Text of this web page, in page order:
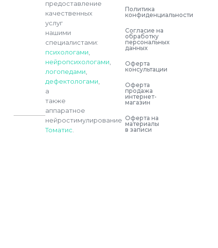
предоставление
качественных
услуг
нашими
специалистами:
психологами
нейропсихологами
логопедами
дефектологами
а
также
аппаратное
нейростимулирование
Томатис
Политика
конфиденциальности
Согласие на
обработку
персональных
данных
Оферта
консультации
Оферта
продажа
интернет-
магазин
Оферта на
материалы
в записи